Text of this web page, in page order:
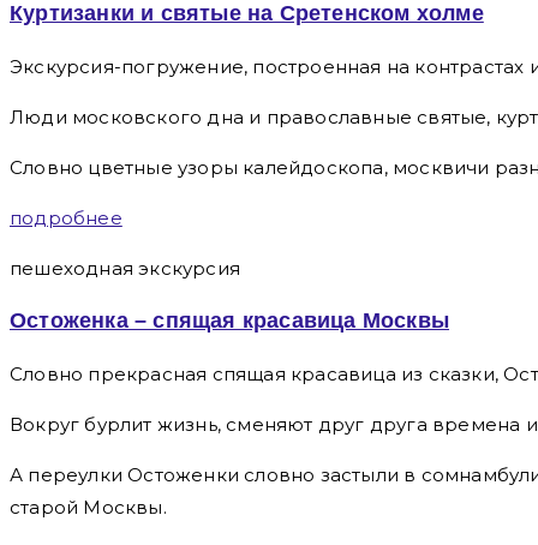
Куртизанки и святые на Сретенском холме
Экскурсия-погружение, построенная на контрастах
Люди московского дна и православные святые,
Словно цветные узоры калейдоскопа, москвичи
подробнее
пешеходная экскурсия
Остоженка – спящая красавица Москвы
Словно прекрасная спящая красавица из сказки,
Вокруг бурлит жизнь, сменяют друг друга времена
А переулки Остоженки словно застыли в
старой Москвы.